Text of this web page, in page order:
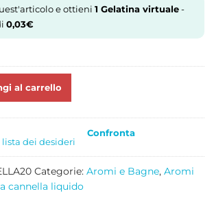
e ottieni 1 Gelatina virtuale-
0,03€
al carrello
dei desideri
Confronta
Categorie: Aromi e Bagne, Aromi
cannella liquido